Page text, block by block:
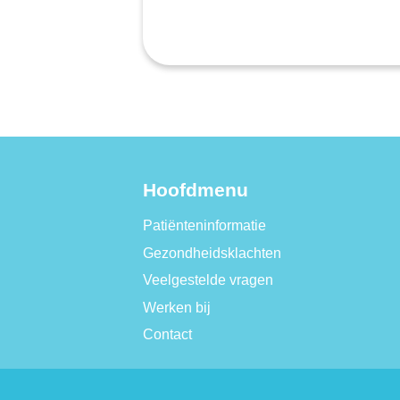
Hoofdmenu
Patiënteninformatie
Gezondheidsklachten
Veelgestelde vragen
Werken bij
Contact